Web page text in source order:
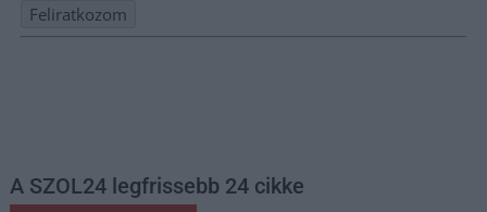
A SZOL24 legfrissebb 24 cikke